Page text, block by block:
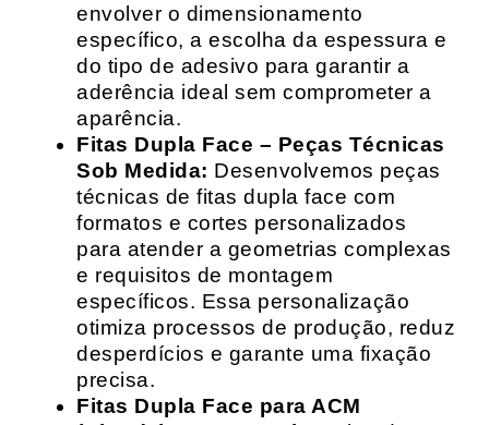
envolver o dimensionamento
específico, a escolha da espessura e
do tipo de adesivo para garantir a
aderência ideal sem comprometer a
aparência.
Fitas Dupla Face – Peças Técnicas
Sob Medida: Desenvolvemos peças
técnicas de fitas dupla face com
formatos e cortes personalizados
para atender a geometrias complexas
e requisitos de montagem
específicos. Essa personalização
otimiza processos de produção, reduz
desperdícios e garante uma fixação
precisa.
Fitas Dupla Face para ACM